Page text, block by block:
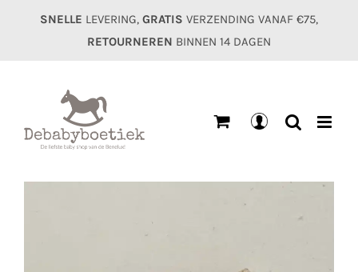
SNELLE LEVERING, GRATIS VERZENDING VANAF €75,
RETOURNEREN BINNEN 14 DAGEN